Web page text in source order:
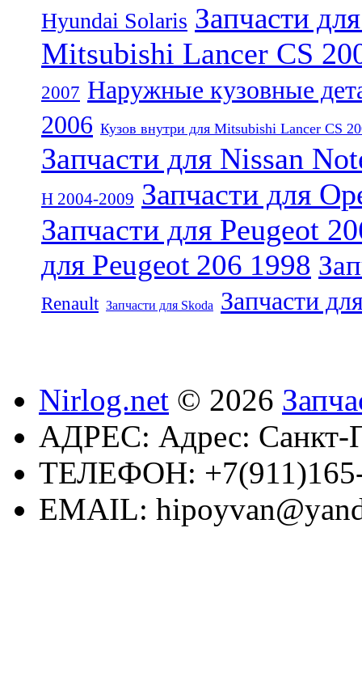
Hyundai Solaris Запчасти
Mitsubishi Lancer CS
2007 Наружные кузовные
2006 Кузов внутри для Mitsubishi Lancer CS
Запчасти для Nissan
H 2004-2009 Запчасти для
Запчасти для Peugeot
для Peugeot 206 1998
Renault Запчасти для Skoda Запчасти
Nirlog.net © 2026
АДРЕС: Адрес: Санкт-
ТЕЛЕФОН:
EMAIL: